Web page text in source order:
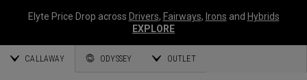
Elyte Price Drop across Drivers, Fairways, Irons and Hybrids
EXPLORE
CALLAWAY ODYSSEY OUTLET